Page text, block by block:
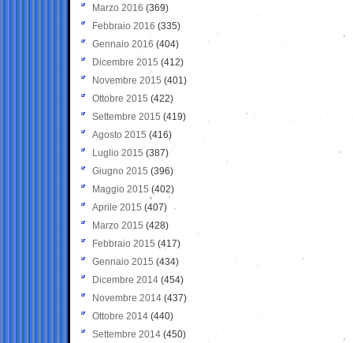
Marzo 2016 (369)
Febbraio 2016 (335)
Gennaio 2016 (404)
Dicembre 2015 (412)
Novembre 2015 (401)
Ottobre 2015 (422)
Settembre 2015 (419)
Agosto 2015 (416)
Luglio 2015 (387)
Giugno 2015 (396)
Maggio 2015 (402)
Aprile 2015 (407)
Marzo 2015 (428)
Febbraio 2015 (417)
Gennaio 2015 (434)
Dicembre 2014 (454)
Novembre 2014 (437)
Ottobre 2014 (440)
Settembre 2014 (450)